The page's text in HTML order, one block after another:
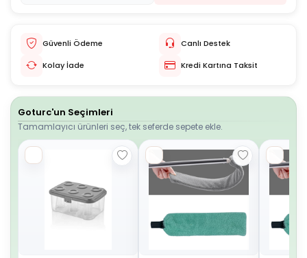
Güvenli Ödeme
Canlı Destek
Kolay İade
Kredi Kartına Taksit
Goturc'un Seçimleri
Tamamlayıcı ürünleri seç, tek seferde sepete ekle.